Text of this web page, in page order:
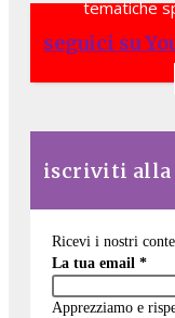
tematiche
seguici su
iscriviti alla
Ricevi i nostri
La tua email *
Apprezziamo e